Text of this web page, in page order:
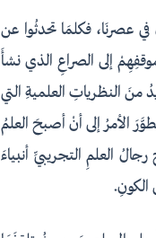
في عصرنَا، فكلمَا تحدثُوا عن
إلى الصراعِ الذي نشأَ
منَ النظرياتِ العلميةِ التي
الأمرُ إلى أنْ أصبحَ العلمُ
العلمِ التجريبيِّ أنبياءَ
الكونِ.